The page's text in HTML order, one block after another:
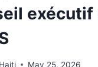
exécutif
May 25, 2026